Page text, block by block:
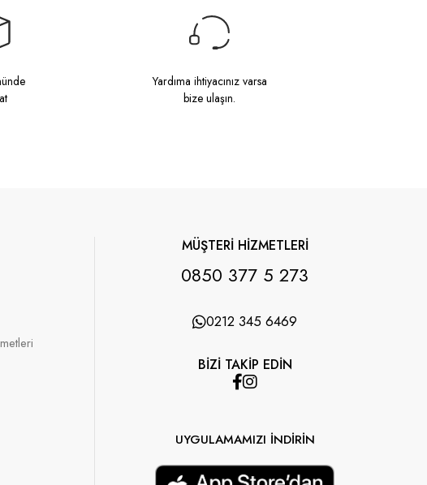
Yardıma ihtiyacınız varsa
bize ulaşın.
MÜŞTERİ HİZMETLERİ
0850 377 5 273
0212 345 6469
BİZİ TAKİP EDİN
UYGULAMAMIZI İNDİRİN